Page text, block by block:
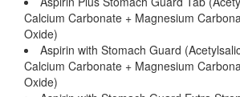
Calcium Carbonate + Magnesium
Oxide)
Aspirin with Stomach Guard
Calcium Carbonate + Magnesium
Oxide)